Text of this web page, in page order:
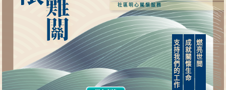
社區明心關懷服務
燃
亮
世
間
成
就
關
懷
生
命
支
持
我
們
的
工
作